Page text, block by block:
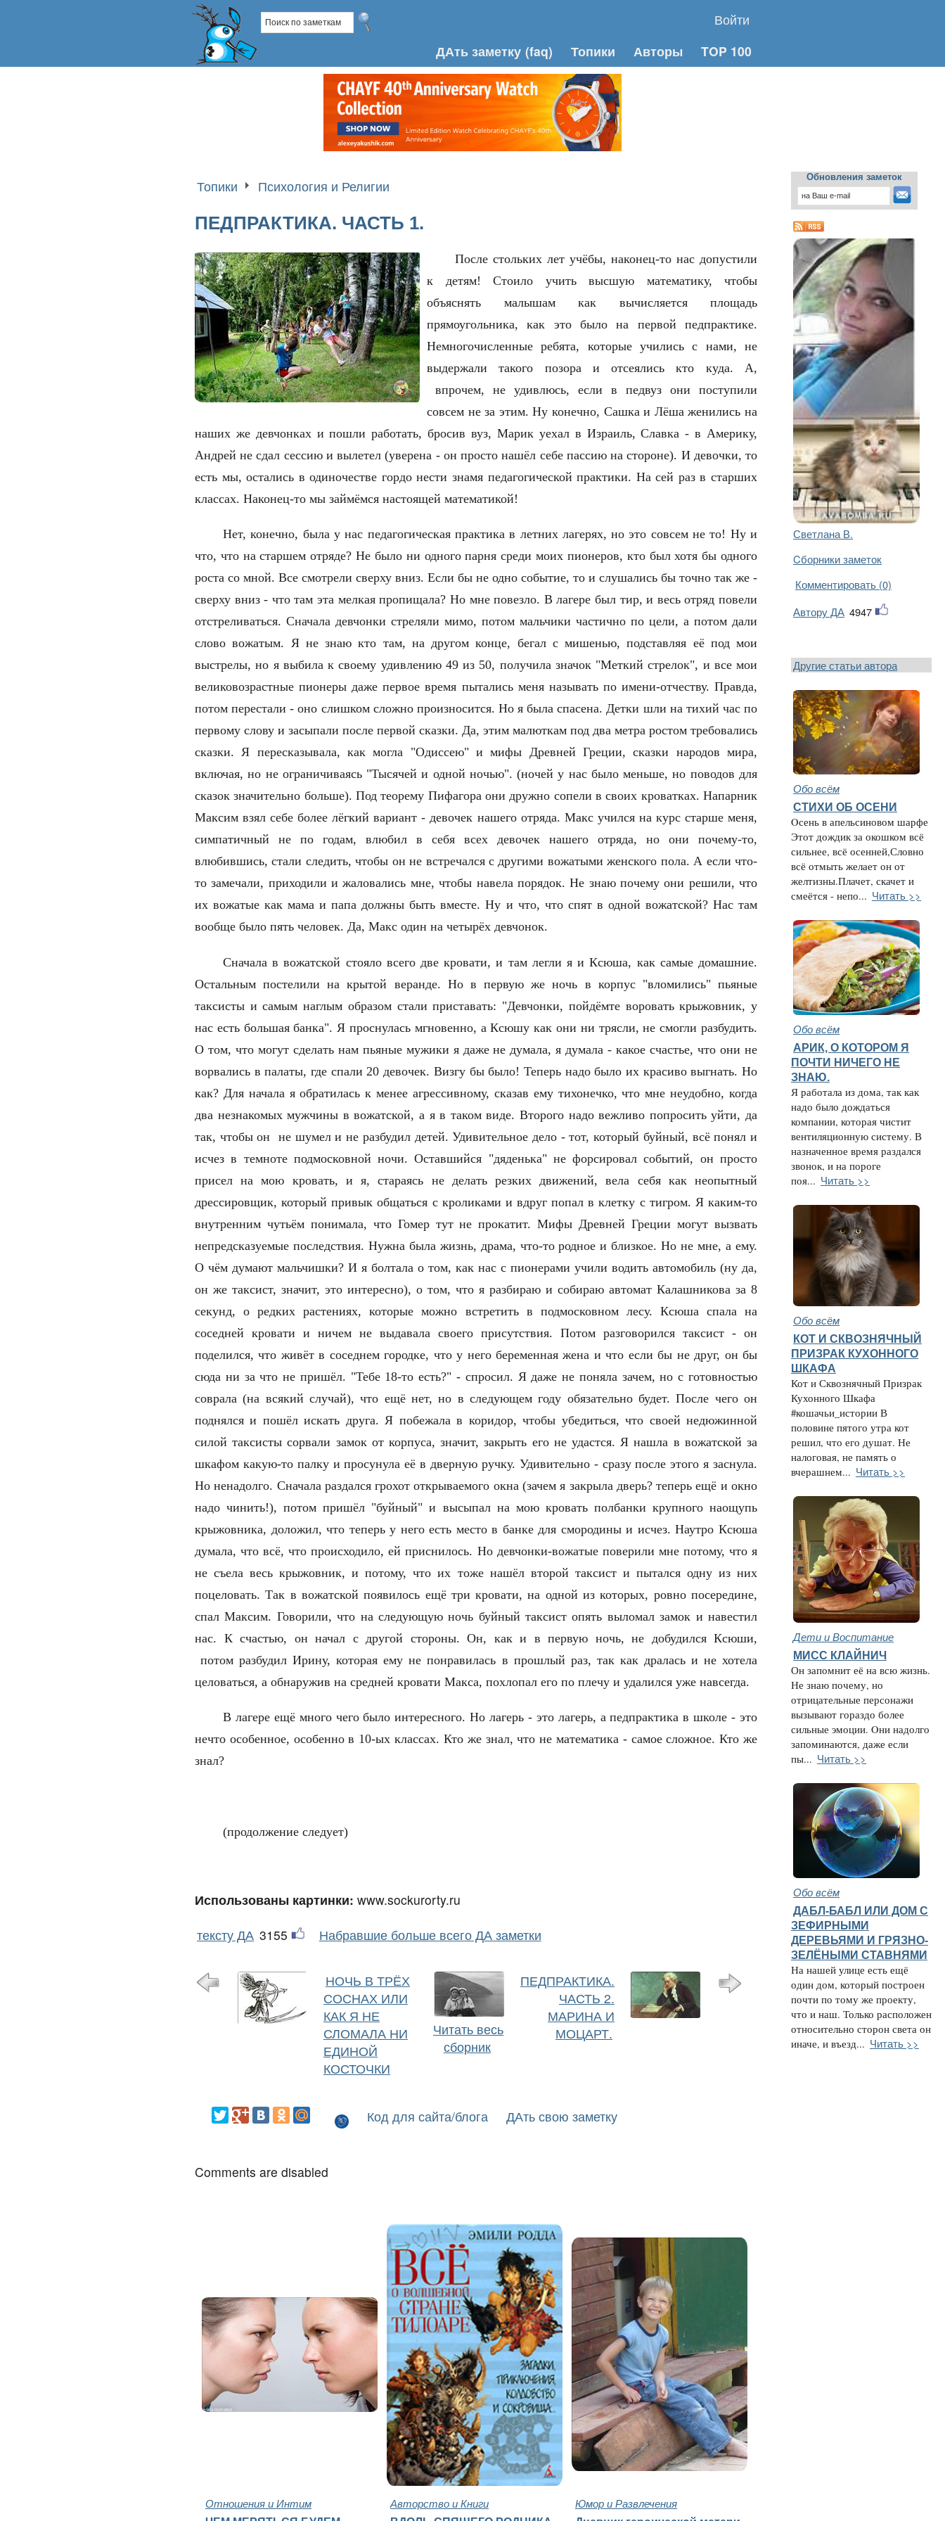
Войти
ДАть заметку (faq) Топики Авторы TOP 100
Топики Психология и Религии
ПЕДПРАКТИКА. ЧАСТЬ 1.
После стольких лет учёбы, наконец-то нас допустили
к детям! Стоило учить высшую математику, чтобы
объяснять малышам как вычисляется площадь
прямоугольника, как это было на первой педпрактике.
Немногочисленные ребята, которые учились с нами, не
выдержали такого позора и отсеялись кто куда. А,
впрочем, не удивлюсь, если в педвуз они поступили
совсем не за этим. Ну конечно, Сашка и Лёша женились на
наших же девчонках и пошли работать, бросив вуз, Марик уехал в Израиль, Славка - в Америку,
Андрей не сдал сессию и вылетел (уверена - он просто нашёл себе пассию на стороне). И девочки, то
есть мы, остались в одиночестве гордо нести знамя педагогической практики. На сей раз в старших
классах. Наконец-то мы займёмся настоящей математикой!
Нет, конечно, была у нас педагогическая практика в летних лагерях, но это совсем не то! Ну и
что, что на старшем отряде? Не было ни одного парня среди моих пионеров, кто был хотя бы одного
роста со мной. Все смотрели сверху вниз. Если бы не одно событие, то и слушались бы точно так же -
сверху вниз - что там эта мелкая пропищала? Но мне повезло. В лагере был тир, и весь отряд повели
отстреливаться. Сначала девчонки стреляли мимо, потом мальчики частично по цели, а потом дали
слово вожатым. Я не знаю кто там, на другом конце, бегал с мишенью, подставляя её под мои
выстрелы, но я выбила к своему удивлению 49 из 50, получила значок "Меткий стрелок", и все мои
великовозрастные пионеры даже первое время пытались меня называть по имени-отчеству. Правда,
потом перестали - оно слишком сложно произносится. Но я была спасена. Детки шли на тихий час по
первому слову и засыпали после первой сказки. Да, этим малюткам под два метра ростом требовались
сказки. Я пересказывала, как могла "Одиссею" и мифы Древней Греции, сказки народов мира,
включая, но не ограничиваясь "Тысячей и одной ночью". (ночей у нас было меньше, но поводов для
сказок значительно больше). Под теорему Пифагора они дружно сопели в своих кроватках. Напарник
Максим взял себе более лёгкий вариант - девочек нашего отряда. Макс учился на курс старше меня,
симпатичный не по годам, влюбил в себя всех девочек нашего отряда, но они почему-то,
влюбившись, стали следить, чтобы он не встречался с другими вожатыми женского пола. А если что-
то замечали, приходили и жаловались мне, чтобы навела порядок. Не знаю почему они решили, что
их вожатые как мама и папа должны быть вместе. Ну и что, что спят в одной вожатской? Нас там
вообще было пять человек. Да, Макс один на четырёх девчонок.
Сначала в вожатской стояло всего две кровати, и там легли я и Ксюша, как самые домашние.
Остальным постелили на крытой веранде. Но в первую же ночь в корпус "вломились" пьяные
таксисты и самым наглым образом стали приставать: "Девчонки, пойдёмте воровать крыжовник, у
нас есть большая банка". Я проснулась мгновенно, а Ксюшу как они ни трясли, не смогли разбудить.
О том, что могут сделать нам пьяные мужики я даже не думала, я думала - какое счастье, что они не
ворвались в палаты, где спали 20 девочек. Визгу бы было! Теперь надо было их красиво выгнать. Но
как? Для начала я обратилась к менее агрессивному, сказав ему тихонечко, что мне неудобно, когда
два незнакомых мужчины в вожатской, а я в таком виде. Второго надо вежливо попросить уйти, да
так, чтобы он не шумел и не разбудил детей. Удивительное дело - тот, который буйный, всё понял и
исчез в темноте подмосковной ночи. Оставшийся "дяденька" не форсировал событий, он просто
присел на мою кровать, и я, стараясь не делать резких движений, вела себя как неопытный
дрессировщик, который привык общаться с кроликами и вдруг попал в клетку с тигром. Я каким-то
внутренним чутьём понимала, что Гомер тут не прокатит. Мифы Древней Греции могут вызвать
непредсказуемые последствия. Нужна была жизнь, драма, что-то родное и близкое. Но не мне, а ему.
О чём думают мальчишки? И я болтала о том, как нас с пионерами учили водить автомобиль (ну да,
он же таксист, значит, это интересно), о том, что я разбираю и собираю автомат Калашникова за 8
секунд, о редких растениях, которые можно встретить в подмосковном лесу. Ксюша спала на
соседней кровати и ничем не выдавала своего присутствия. Потом разговорился таксист - он
поделился,что живёт в соседнемгородке, что у него беременная жена и что если бы не друг, он бы
сюда ни за что не пришёл. "Тебе 18-то есть?" - спросил. Я даже не поняла зачем, но с готовностью
соврала (на всякий случай), что ещё нет, но в следующем году обязательно будет. После чего он
поднялся и пошёл искать друга. Я побежала в коридор, чтобы убедиться, что своей недюжинной
силой таксисты сорвали замок от корпуса, значит, закрыть его не удастся. Я нашла в вожатской за
шкафом какую-то палку и просунула её в дверную ручку. Удивительно - сразу после этого я заснула.
Но ненадолго. Сначала раздался грохот открываемого окна (зачем я закрыла дверь? теперь ещё и окно
надо чинить!), потом пришёл "буйный" и высыпал на мою кровать полбанки крупного наощупь
крыжовника, доложил, что теперь у него есть место в банке для смородины и исчез. Наутро Ксюша
думала, что всё, что происходило, ей приснилось. Но девчонки-вожатые поверили мне потому, чтоя
не съела весь крыжовник, и потому, что их тоже нашёл второй таксист и пытался одну из них
поцеловать. Так в вожатской появилось ещё три кровати, на одной из которых, ровно посередине,
спал Максим. Говорили, что на следующую ночь буйный таксист опять выломал замок и навестил
нас. К счастью, он начал с другой стороны. Он, как и в первую ночь, не добудился Ксюши,
потом разбудил Ирину, которая ему не понравилась в прошлый раз, так как дралась и не хотела
целоваться, a обнаружив на средней кровати Макса, похлопал его по плечу и удалился уже навсегда.
В лагере ещё много чего было интересного. Но лагерь - это лагерь, а педпрактика в школе - это
нечто особенное, особенно в 10-ых классах. Кто же знал, что не математика - самое сложное. Кто же
знал?
(продолжение следует)
Использованы картинки: www.sockurorty.ru
тексту ДА 3155 Набравшие больше всего ДА заметки
НОЧЬ В ТРЁХ
СОСНАХ ИЛИ
КАК Я НЕ
СЛОМАЛА НИ
ЕДИНОЙ
КОСТОЧКИ
Читать весь
сборник
ПЕДПРАКТИКА.
ЧАСТЬ 2.
МАРИНА И
МОЦАРТ.
Код для сайта/блога ДАть свою заметку
Comments are disabled
Отношения и Интим Авторство и Книги Юмор и Развлечения
Обновления заметок
Светлана В.
Cборники заметок
Комментировать (0)
Автору ДА 4947
Другие статьи автора
Обо всём
СТИХИ ОБ ОСЕНИ
Oсень в апельсиновом шарфе
Этот дождик за окошком всё
сильнее, всё осенней,Словно
всё отмыть желает он от
желтизны.Плачет, скачет и
смеётся - непо... Читать >>
Обо всём
АРИК, О КОТОРОМ Я
ПОЧТИ НИЧЕГО НЕ
ЗНАЮ.
Я работала из дома, так как
надо было дождаться
компании, которая чистит
вентиляционную систему. В
назначенное время раздался
звонок, и на пороге
поя... Читать >>
Обо всём
КОТ И СКВОЗНЯЧНЫЙ
ПРИЗРАК КУХОННОГО
ШКАФА
Кот и Сквознячный Призрак
Кухонного Шкафа
#кошачьи_истории В
половине пятого утра кот
решил, что его душат. Не
налоговая, не память о
вчерашнем... Читать >>
Дети и Воспитание
МИСС КЛАЙНИЧ
Он запомнит её на всю жизнь.
Не знаю почему, но
отрицательные персонажи
вызывают гораздо более
сильные эмоции. Oни надолго
запоминаются, даже если
пы... Читать >>
Обо всём
ДАБЛ-БАБЛ ИЛИ ДОМ С
ЗЕФИРНЫМИ
ДЕРЕВЬЯМИ И ГРЯЗНО-
ЗЕЛЁНЫМИ СТАВНЯМИ
На нашей улице есть ещё
один дом, который построен
почти по тому же проекту,
что и наш. Только расположен
относительно сторон света он
иначе, и въезд... Читать >>